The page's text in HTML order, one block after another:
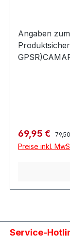
Angaben
69,95 €
Preise inkl.
Service-